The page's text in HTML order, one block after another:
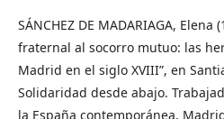
SÁNCHEZ DE MADARIAGA, Elena
fraternal al socorro mutuo: las
Madrid en el siglo XVIII”, en
Solidaridad desde abajo.
la España contemporánea,